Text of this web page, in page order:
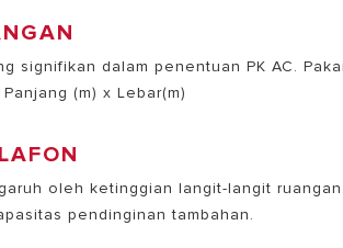
signifikan dalam penentuan PK AC.
Panjang (m) x Lebar(m)
oleh ketinggian langit-langit
pendinginan tambahan.